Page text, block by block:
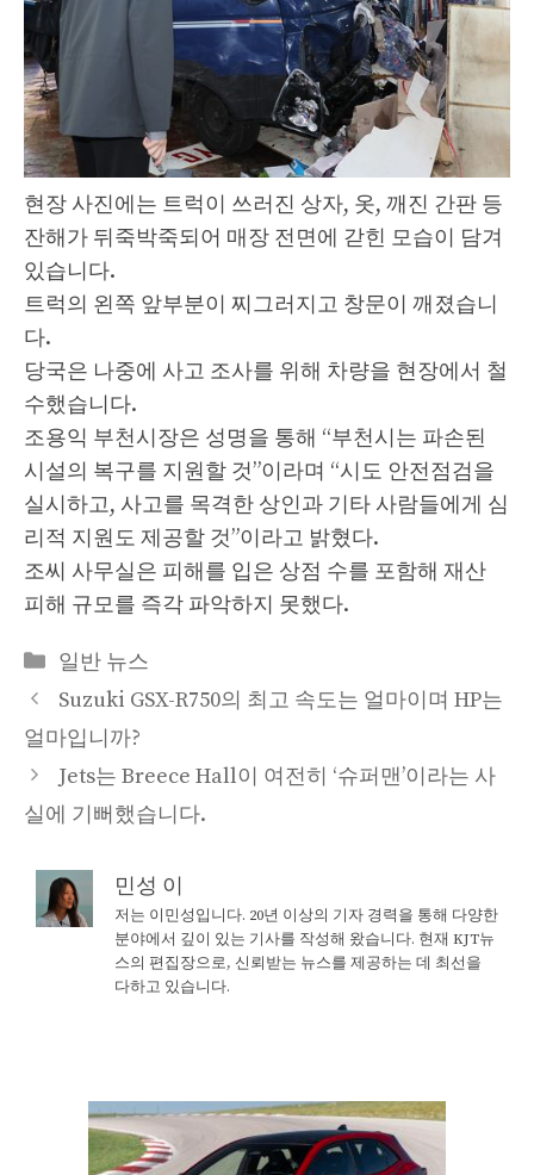
현장 사진에는 트럭이 쓰러진 상자, 옷, 깨진 간판 등
잔해가 뒤죽박죽되어 매장 전면에 갇힌 모습이 담겨
있습니다.
트럭의 왼쪽 앞부분이 찌그러지고 창문이 깨졌습니
다.
당국은 나중에 사고 조사를 위해 차량을 현장에서 철
수했습니다.
조용익 부천시장은 성명을 통해 “부천시는 파손된
시설의 복구를 지원할 것”이라며 “시도 안전점검을
실시하고, 사고를 목격한 상인과 기타 사람들에게 심
리적 지원도 제공할 것”이라고 밝혔다.
조씨 사무실은 피해를 입은 상점 수를 포함해 재산
피해 규모를 즉각 파악하지 못했다.
Categories
일반 뉴스
Suzuki GSX-R750의 최고 속도는 얼마이며 HP는
얼마입니까?
Jets는 Breece Hall이 여전히 ‘슈퍼맨’이라는 사
실에 기뻐했습니다.
민성 이
저는 이민성입니다. 20년 이상의 기자 경력을 통해 다양한
분야에서 깊이 있는 기사를 작성해 왔습니다. 현재 KJT뉴
스의 편집장으로, 신뢰받는 뉴스를 제공하는 데 최선을
다하고 있습니다.